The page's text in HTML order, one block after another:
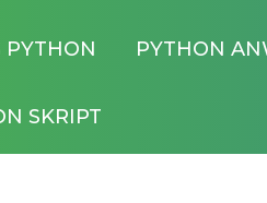
PYTHON PYTHON
SKRIPT